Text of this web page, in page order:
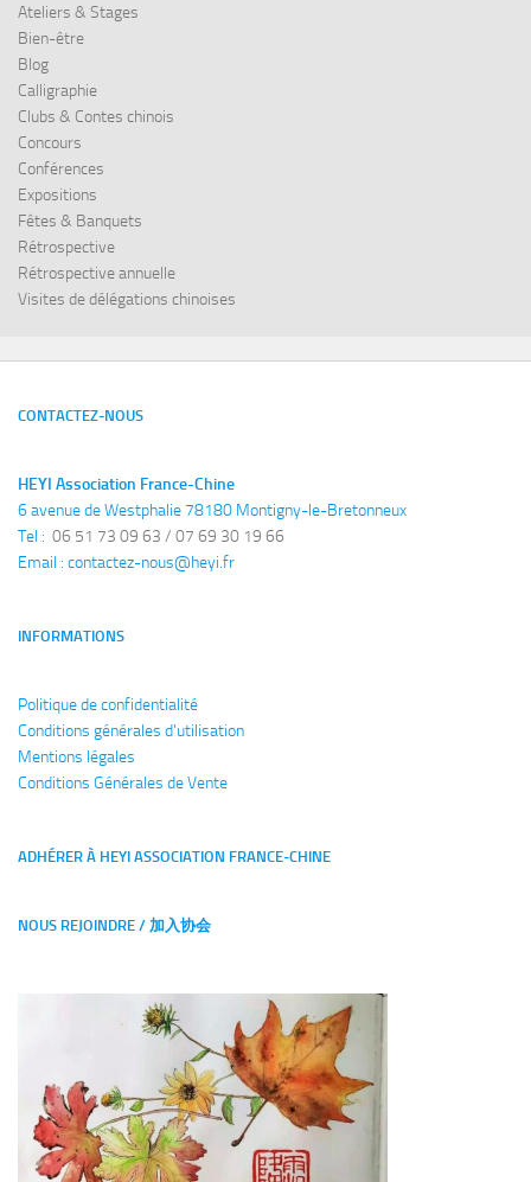
Ateliers & Stages
Bien-être
Blog
Calligraphie
Clubs & Contes chinois
Concours
Conférences
Expositions
Fêtes & Banquets
Rétrospective
Rétrospective annuelle
Visites de délégations chinoises
CONTACTEZ-NOUS
HEYI Association France-Chine
6 avenue de Westphalie 78180 Montigny-le-Bretonneux
Tel : 06 51 73 09 63 / 07 69 30 19 66
Email : contactez-nous@heyi.fr
INFORMATIONS
Politique de confidentialité
Conditions générales d'utilisation
Mentions légales
Conditions Générales de Vente
ADHÉRER À HEYI ASSOCIATION FRANCE-CHINE
NOUS REJOINDRE / 加入协会